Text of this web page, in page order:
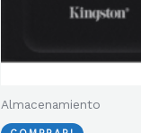
Almacenamiento